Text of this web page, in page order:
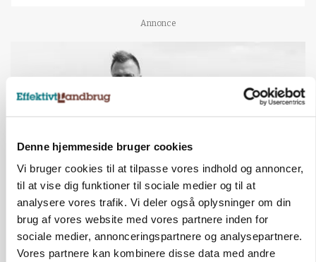
Denne hjemmeside bruger cookies
Vi bruger cookies til at tilpasse vores indhold og annoncer,
til at vise dig funktioner til sociale medier og til at
analysere vores trafik. Vi deler også oplysninger om din
brug af vores website med vores partnere inden for
sociale medier, annonceringspartnere og analysepartnere.
Vores partnere kan kombinere disse data med andre
Annonce
LEDER
Det er en uskik at udlægge et røgslør om
økoproduktion